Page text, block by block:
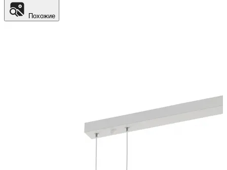
Похожие